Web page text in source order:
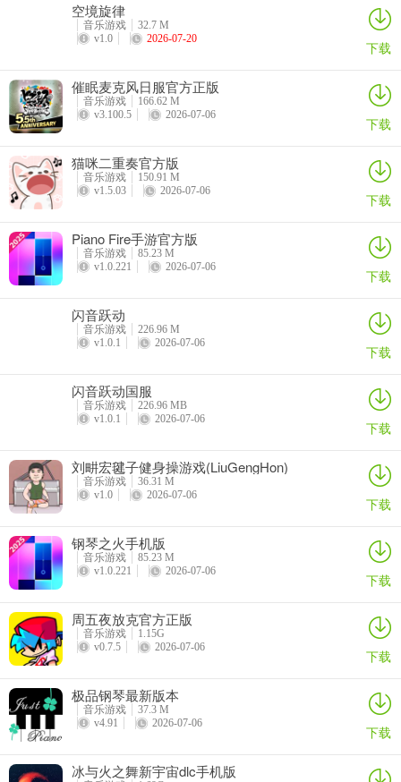
空境旋律
音乐游戏
32.7 M
v1.0
2026-07-20 下载
催眠麦克风日服官方正版
音乐游戏
166.62 M
v3.100.5
2026-07-06 下载
猫咪二重奏官方版
音乐游戏
150.91 M
v1.5.03
2026-07-06 下载
Piano Fire手游官方版
音乐游戏
85.23 M
v1.0.221
2026-07-06 下载
闪音跃动
音乐游戏
226.96 M
v1.0.1
2026-07-06 下载
闪音跃动国服
音乐游戏
226.96 MB
v1.0.1
2026-07-06 下载
刘畊宏毽子健身操游戏(LiuGengHon)
音乐游戏
36.31 M
v1.0
2026-07-06 下载
钢琴之火手机版
音乐游戏
85.23 M
v1.0.221
2026-07-06 下载
周五夜放克官方正版
音乐游戏
1.15G
v0.7.5
2026-07-06 下载
极品钢琴最新版本
音乐游戏
37.3 M
v4.91
2026-07-06 下载
冰与火之舞新宇宙dlc手机版